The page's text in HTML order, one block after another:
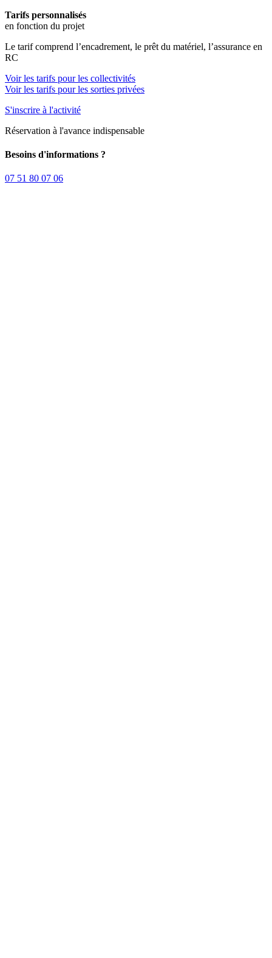
Tarifs personnalisés
en fonction du projet
Le tarif comprend l’encadrement, le prêt du matériel, l’assurance en
RC
Voir les tarifs pour les collectivités
Voir les tarifs pour les sorties privées
S'inscrire à l'activité
Réservation à l'avance indispensable
Besoins d'informations ?
07 51 80 07 06